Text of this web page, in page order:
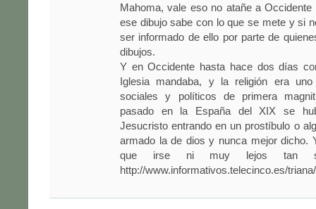
Mahoma, vale eso no atañe a
ese dibujo sabe con lo que se mete y si
ser informado de ello por parte de
dibujos.
Y en Occidente hasta hace dos días
Iglesia mandaba, y la religión era
sociales y políticos de primera
pasado en la España del XIX se
Jesucristo entrando en un prostíbulo o
armado la de dios y nunca mejor dicho.
que irse ni muy lejos tan
http://www.informativos.telecinco.es/